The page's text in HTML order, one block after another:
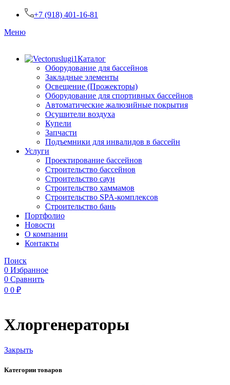
+7 (918) 401-16-81
Меню
Каталог
Оборудование для бассейнов
Закладные элементы
Освещение (Прожекторы)
Оборудование для спортивных бассейнов
Автоматические жалюзийные покрытия
Осушители воздуха
Купели
Запчасти
Подъемники для инвалидов в бассейн
Услуги
Проектирование бассейнов
Строительство бассейнов
Строительство саун
Строительство хаммамов
Строительство SPA-комплексов
Строительство бань
Портфолио
Новости
O компании
Контакты
Поиск
0 Избранное
0 Сравнить
0 0 ₽
Хлоргенераторы
Закрыть
Категории товаров